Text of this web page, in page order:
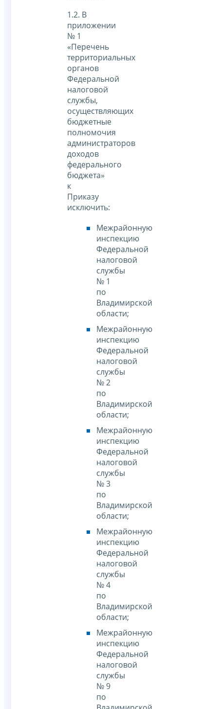
1.2. В
приложении
№ 1
«Перечень
территориальных
органов
Федеральной
налоговой
службы,
осуществляющих
бюджетные
полномочия
администраторов
доходов
федерального
бюджета»
к
Приказу
исключить:
Межрайонную
инспекцию
Федеральной
налоговой
службы
№ 1
по
Владимирской
области;
Межрайонную
инспекцию
Федеральной
налоговой
службы
№ 2
по
Владимирской
области;
Межрайонную
инспекцию
Федеральной
налоговой
службы
№ 3
по
Владимирской
области;
Межрайонную
инспекцию
Федеральной
налоговой
службы
№ 4
по
Владимирской
области;
Межрайонную
инспекцию
Федеральной
налоговой
службы
№ 9
по